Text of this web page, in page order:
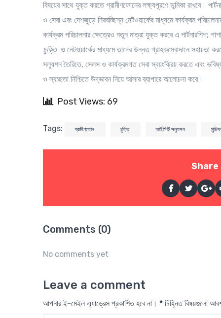
বিষয়ের সাথে যুক্ত করতে গ্রামীণফোনের লক্ষ্যপূরণে ভূমিকা রাখবে।
ও সেবা এবং দেশজুড়ে নিরবচ্ছিন্ন নেটওয়ার্কের মাধ্যমে কার্যক্রম
কার্যক্রম পরিচালনার ক্ষেত্রেও নতুন মাত্রা যুক্ত করবে এ পার্টনারশিপ;
চুক্তিও নেটওয়ার্কের মাধ্যমে তাদের উন্নত গ্রাহকসেবাদানে সহায়তা
সল্যুশন তৈরিতে, সেলস ও কার্যক্রমগত সেবা স্বয়ংক্রিয় করতে এবং
ও স্বচ্ছতা নিশ্চিতে উদ্ভাবন নিয়ে আসার ব্যাপারে আলোচনা করে।
Post Views: 69
Tags: গ্রামীণফোন চুক্তি আইসিটি সল্যুশন
Comments (0)
No comments yet
Leave a comment
আপনার ই-মেইল এ্যাড্রেস প্রকাশিত হবে না। * চিহ্নিত বিষয়গুলো